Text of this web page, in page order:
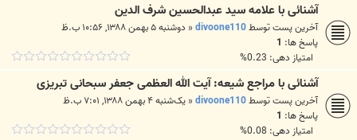
آشنائی با علامه سید عبدالحسین شرف الدین
آخرین پست توسطdivoone110
« دوشنبه ۵ بهمن ۱۳۸۸, ۱۰:۵۶ ب.ظ
پاسخ ها: 1
امتیاز دهی: 0.23%
آشنائی با مراجع شیعه: آیت الله العظمی جعفر سبحانی تبریزی
آخرین پست توسطdivoone110
« یک‌شنبه ۴ بهمن ۱۳۸۸, ۷:۰۱ ب.ظ
پاسخ ها: 1
امتیاز دهی: 0.08%